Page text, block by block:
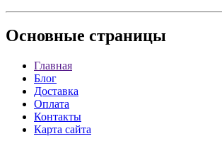
Основные страницы
Главная
Блог
Доставка
Оплата
Контакты
Карта сайта